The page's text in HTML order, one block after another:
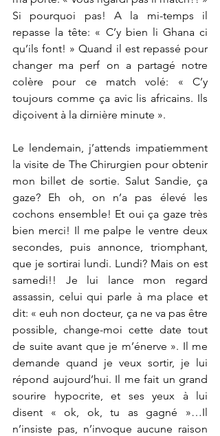
Si pourquoi pas! A la mi-temps il
repasse la tête: « C’y bien li Ghana ci
qu’ils font! » Quand il est repassé pour
changer ma perf on a partagé notre
colère pour ce match volé: « C’y
toujours comme ça avic lis africains. Ils
diçoivent à la dirnière minute ».
Le lendemain, j’attends impatiemment
la visite de The Chirurgien pour obtenir
mon billet de sortie. Salut Sandie, ça
gaze? Eh oh, on n’a pas élevé les
cochons ensemble! Et oui ça gaze très
bien merci! Il me palpe le ventre deux
secondes, puis annonce, triomphant,
que je sortirai lundi. Lundi? Mais on est
samedi!! Je lui lance mon regard
assassin, celui qui parle à ma place et
dit: « euh non docteur, ça ne va pas être
possible, change-moi cette date tout
de suite avant que je m’énerve ». Il me
demande quand je veux sortir, je lui
répond aujourd’hui. Il me fait un grand
sourire hypocrite, et ses yeux à lui
disent « ok, ok, tu as gagné »…Il
n’insiste pas, n’invoque aucune raison